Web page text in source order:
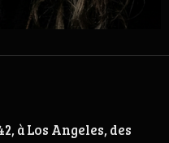
à Los Angeles, des